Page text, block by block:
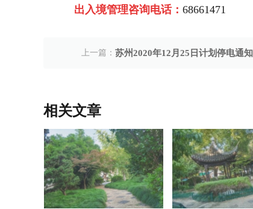
出入境管理咨询电话： 68661471
上一篇：苏州2020年12月25日计划停电通知
相关文章